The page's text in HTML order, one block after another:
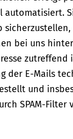
automatisiert.
sicherzustellen,
bei uns
zutreffend
der E-Mails
und
SPAM-Filter